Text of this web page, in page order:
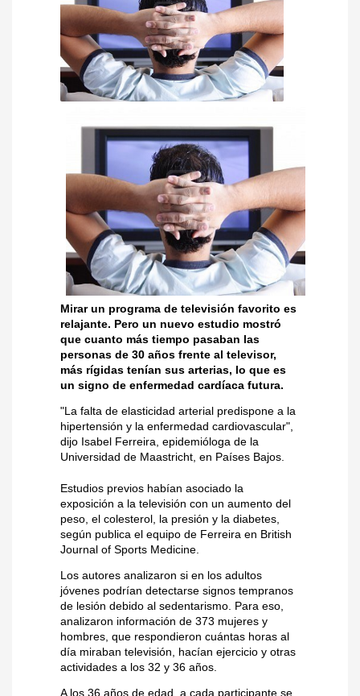
Mirar un programa de televisión favorito es
relajante. Pero un nuevo estudio mostró
que cuanto más tiempo pasaban las
personas de 30 años frente al televisor,
más rígidas tenían sus arterias, lo que es
un signo de enfermedad cardíaca futura.
"La falta de elasticidad arterial predispone a la
hipertensión y la enfermedad cardiovascular",
dijo Isabel Ferreira, epidemióloga de la
Universidad de Maastricht, en Países Bajos.
Estudios previos habían asociado la
exposición a la televisión con un aumento del
peso, el colesterol, la presión y la diabetes,
según publica el equipo de Ferreira en British
Journal of Sports Medicine.
Los autores analizaron si en los adultos
jóvenes podrían detectarse signos tempranos
de lesión debido al sedentarismo. Para eso,
analizaron información de 373 mujeres y
hombres, que respondieron cuántas horas al
día miraban televisión, hacían ejercicio y otras
actividades a los 32 y 36 años.
A los 36 años de edad, a cada participante se